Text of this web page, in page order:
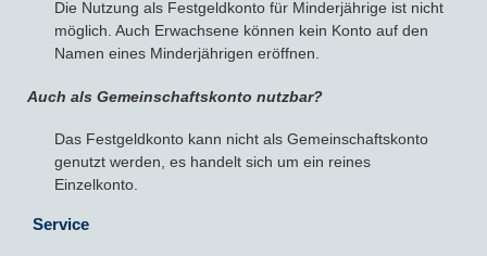
Die Nutzung als Festgeldkonto für Minderjährige ist nicht
möglich. Auch Erwachsene können kein Konto auf den
Namen eines Minderjährigen eröffnen.
Auch als Gemeinschaftskonto nutzbar?
Das Festgeldkonto kann nicht als Gemeinschaftskonto
genutzt werden, es handelt sich um ein reines
Einzelkonto.
Service